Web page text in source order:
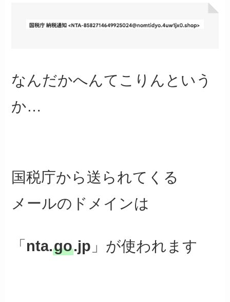
なんだかへんてこりんという
か…
国税庁から送られてくる
メールのドメインは
「 nta.go.jp 」が使われます